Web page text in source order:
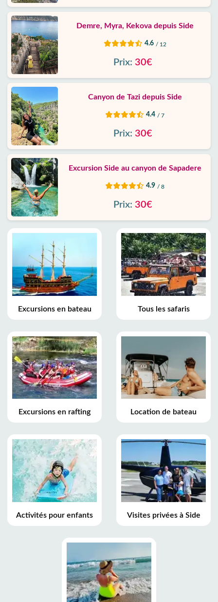
Demre, Myra, Kekova depuis Side
4.6 / 12
Prix: 30€
Canyon de Tazi depuis Side
4.4 / 7
Prix: 30€
Excursion Side au canyon de Sapadere
4.9 / 8
Prix: 30€
Excursions en bateau Tous les safaris
Excursions en rafting Location de bateau
Activités pour enfants Visites privées à Side